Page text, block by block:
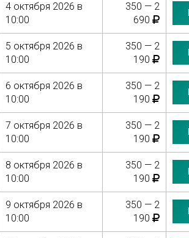
4 октября 2026 в
10:00
350 — 2
690
5 октября 2026 в
10:00
350 — 2
190
6 октября 2026 в
10:00
350 — 2
190
7 октября 2026 в
10:00
350 — 2
190
8 октября 2026 в
10:00
350 — 2
190
9 октября 2026 в
10:00
350 — 2
190